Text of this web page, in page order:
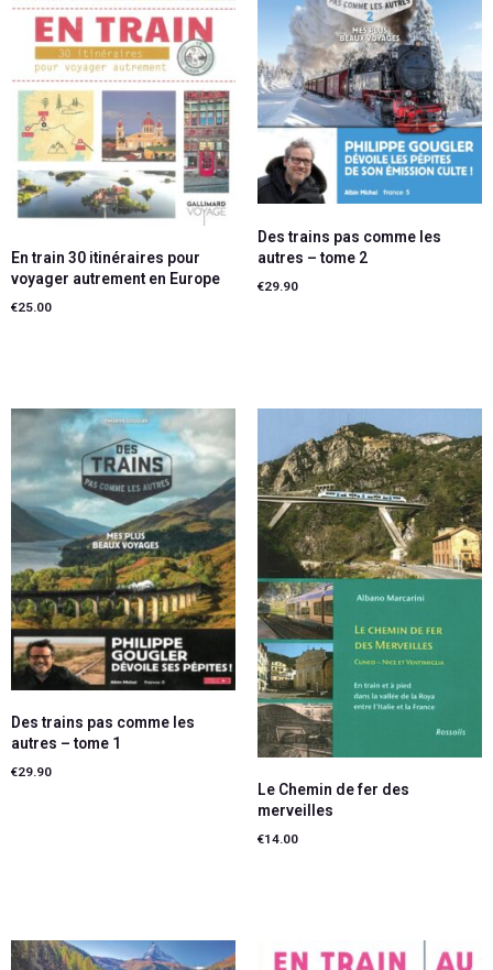
En train 30 itinéraires pour
voyager autrement en Europe
€25.00
Des trains pas comme les
autres – tome 2
€29.90
Des trains pas comme les
autres – tome 1
€29.90
Le Chemin de fer des
merveilles
€14.00